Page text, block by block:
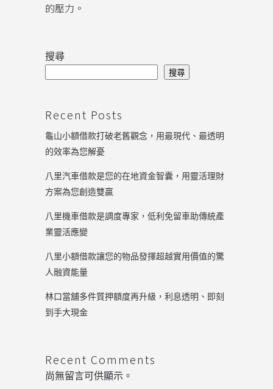
的壓力。
搜尋
搜尋
Recent Posts
龜山小額借款打破老舊觀念，用最現代、最透明
的效率為您解憂
八里汽車借款是您的在地資金智囊，用靈活理財
方案為您創造雙贏
八里機車借款是調度專家，低利免留車助傳統產
業靈活應變
八里小額借款讓您的物品發揮超越實用價值的驚
人融資能量
林口當舖多件質押額度再升級，利息透明、即刻
到手大現金
Recent Comments
尚無留言可供顯示。